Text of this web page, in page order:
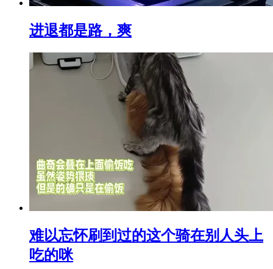
进退都是路，爽
难以忘怀刷到过的这个骑在别人头上
吃的咪